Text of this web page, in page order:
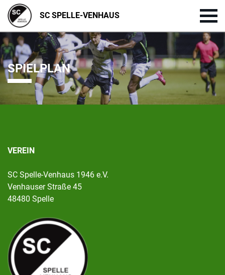
SC SPELLE-VENHAUS
SPIELPLAN
VEREIN
SC Spelle-Venhaus 1946 e.V.
Venhauser Straße 45
48480 Spelle